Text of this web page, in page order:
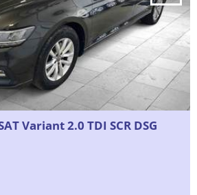
Variant 2.0 TDI SCR DSG